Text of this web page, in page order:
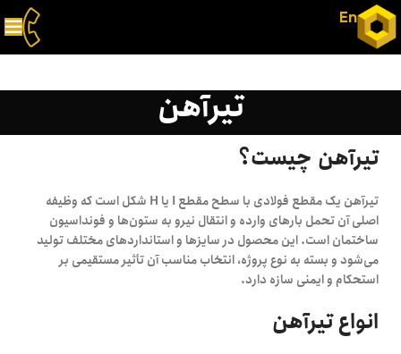
En
تیرآهن
تیرآهن چیست؟
تیرآهن یک مقطع فولادی با سطح مقطع I یا H شکل است که وظیفه
اصلی آن تحمل بارهای وارده و انتقال نیرو به ستون‌ها و فونداسیون
ساختمان است. این محصول در سایزها و استانداردهای مختلف تولید
می‌شود و بسته به نوع پروژه، انتخاب مناسب آن تأثیر مستقیمی بر
استحکام و ایمنی سازه دارد.
انواع تیرآهن